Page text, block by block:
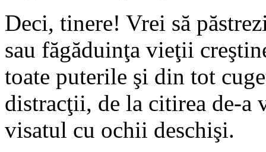
Deci, tinere! Vrei să
sau făgăduinţa vieţii
toate puterile şi din tot
distracţii, de la citirea de-a
visatul cu ochii deschişi.